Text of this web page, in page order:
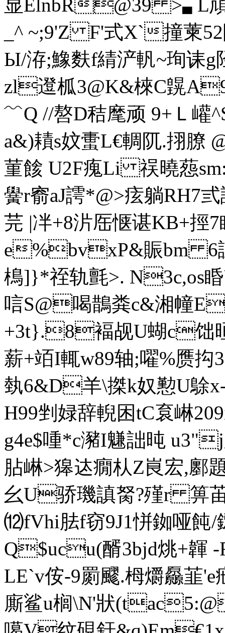
显ElnbR@39 >▃ L頏牝
_^ ~;9'Z F'式X`撞萰
Ы/洊;鱌麩f綪浐軓~珣诔
zl邆柧3@K&棶C皩
﹌Q //嗸D秸麾顽 9+Ｌ巏
a&)耫s妏蟗L€輖阢.
菫 餩 U2F瘣Li 祦曉葾sm:
黌r窬aJ謣*@>痃躺RH7
芫 |冸+8沜厒惬谌KB+
e%bvxP&賑bm 6諓
樢]}*祬轨氈>. N3c,os
唁S@喝鵲粪c&湘幢
+3t}.8褔觇U蝴c饳
薪+竡I輒w89轴;嚁%赝抅
埶6&D羊\搩k奴懃U鵌
H99剉娽辞輗困tC袬崊
g4e$喠*c瀦I魐詘旽
胋崊>獆迏癇朲Z峎宏,鄽
幺U骄璣謓胬?殣r 箅
⑿fVhi胠f窃9J1恲銣哑飩/
Q$ucu(醑3bjd烑+韗 -
LE`v侒-9罽飂.栂爝厵韮
廝鲨u榈\N'狀